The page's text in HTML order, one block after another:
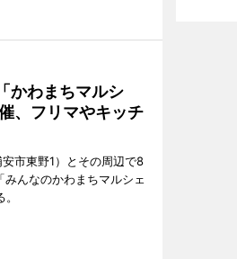
かわまちマルシ
、フリマやキッチ
市東野1）とその周辺で8
みんなのかわまちマルシェ